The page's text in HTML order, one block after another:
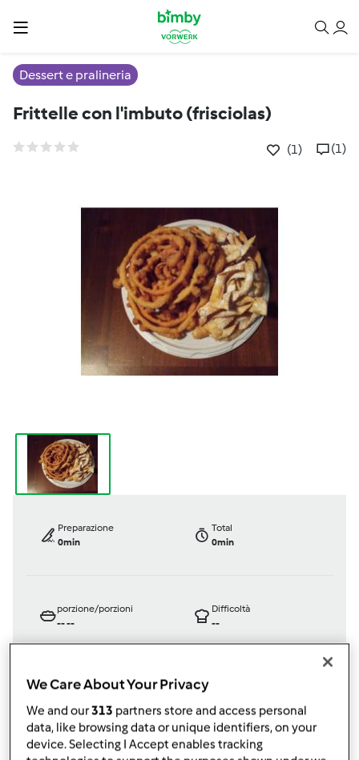
Dessert e pralineria
Frittelle con l'imbuto (frisciolas)
(1) (1)
Preparazione
0min
Total
0min
porzione/porzioni
----
Difficoltà
--
daOspite
published: 05-02-2012
modificata: 08-01-2013
We Care About Your Privacy
We and our313 partners store and access personal
data, like browsing data or unique identifiers, on your
device. Selecting I Accept enables tracking